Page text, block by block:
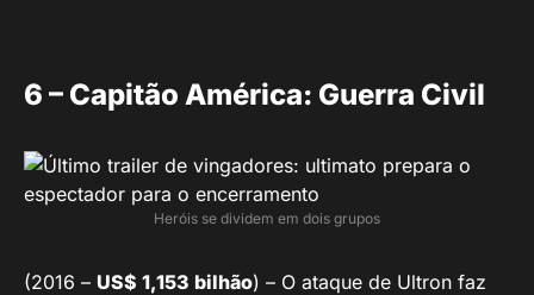
6 – Capitão América: Guerra Civil
Heróis se dividem em dois grupos
(2016 – US$ 1,153 bilhão) – O ataque de Ultron faz